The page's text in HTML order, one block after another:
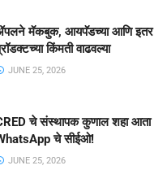
मॅकबुक, आयपॅडच्या आणि इतर
किंमती वाढवल्या
JUNE 25, 2026
चे संस्थापक कुणाल शहा आता
चे सीईओ!
JUNE 25, 2026